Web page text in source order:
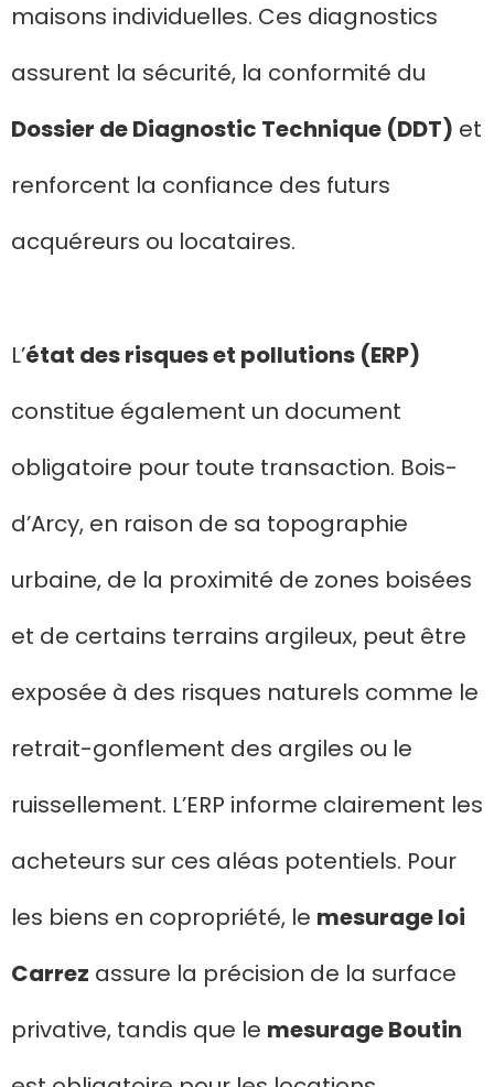
maisons individuelles. Ces diagnostics
assurent la sécurité, la conformité du
Dossier de Diagnostic Technique (DDT) et
renforcent la confiance des futurs
acquéreurs ou locataires.
L’état des risques et pollutions (ERP)
constitue également un document
obligatoire pour toute transaction. Bois-
d’Arcy, en raison de sa topographie
urbaine, de la proximité de zones boisées
et de certains terrains argileux, peut être
exposée à des risques naturels comme le
retrait-gonflement des argiles ou le
ruissellement. L’ERP informe clairement les
acheteurs sur ces aléas potentiels. Pour
les biens en copropriété, le mesurage loi
Carrez assure la précision de la surface
privative, tandis que le mesurage Boutin